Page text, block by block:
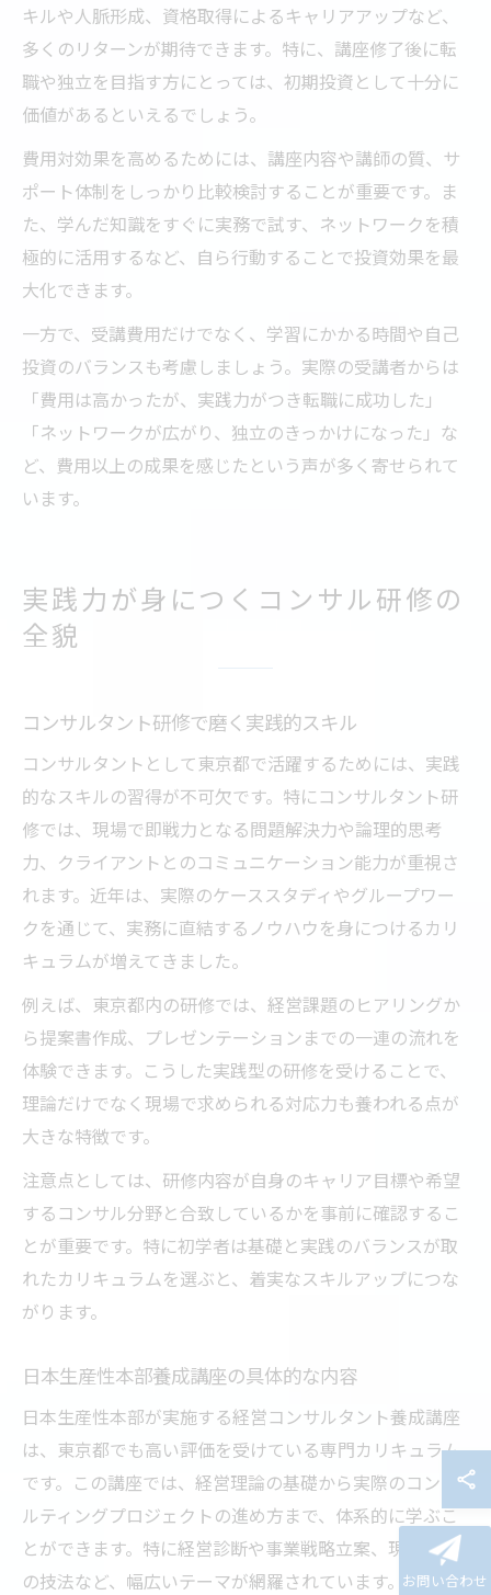
キルや人脈形成、資格取得によるキャリアアップなど、
多くのリターンが期待できます。特に、講座修了後に転
職や独立を目指す方にとっては、初期投資として十分に
価値があるといえるでしょう。
費用対効果を高めるためには、講座内容や講師の質、サ
ポート体制をしっかり比較検討することが重要です。ま
た、学んだ知識をすぐに実務で試す、ネットワークを積
極的に活用するなど、自ら行動することで投資効果を最
大化できます。
一方で、受講費用だけでなく、学習にかかる時間や自己
投資のバランスも考慮しましょう。実際の受講者からは
「費用は高かったが、実践力がつき転職に成功した」
「ネットワークが広がり、独立のきっかけになった」な
ど、費用以上の成果を感じたという声が多く寄せられて
います。
実践力が身につくコンサル研修の
全貌
コンサルタント研修で磨く実践的スキル
コンサルタントとして東京都で活躍するためには、実践
的なスキルの習得が不可欠です。特にコンサルタント研
修では、現場で即戦力となる問題解決力や論理的思考
力、クライアントとのコミュニケーション能力が重視さ
れます。近年は、実際のケーススタディやグループワー
クを通じて、実務に直結するノウハウを身につけるカリ
キュラムが増えてきました。
例えば、東京都内の研修では、経営課題のヒアリングか
ら提案書作成、プレゼンテーションまでの一連の流れを
体験できます。こうした実践型の研修を受けることで、
理論だけでなく現場で求められる対応力も養われる点が
大きな特徴です。
注意点としては、研修内容が自身のキャリア目標や希望
するコンサル分野と合致しているかを事前に確認するこ
とが重要です。特に初学者は基礎と実践のバランスが取
れたカリキュラムを選ぶと、着実なスキルアップにつな
がります。
日本生産性本部養成講座の具体的な内容
日本生産性本部が実施する経営コンサルタント養成講座
は、東京都でも高い評価を受けている専門カリキュラム
です。この講座では、経営理論の基礎から実際のコンサ
ルティングプロジェクトの進め方まで、体系的に学ぶこ
とができます。特に経営診断や事業戦略立案、現場改善
の技法など、幅広いテーマが網羅されています。お問い合わせ